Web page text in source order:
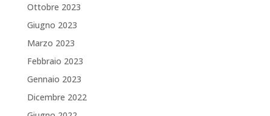
Ottobre 2023
Giugno 2023
Marzo 2023
Febbraio 2023
Gennaio 2023
Dicembre 2022